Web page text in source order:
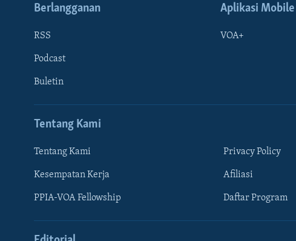
Berlangganan
RSS
Podcast
Buletin
Aplikasi Mobile
VOA+
Tentang Kami
Tentang Kami
Kesempatan Kerja
PPIA-VOA Fellowship
Privacy Policy
Afiliasi
Daftar Program